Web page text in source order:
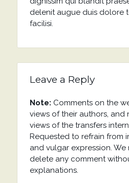
delenit augue duis dolore
facilisi.
Leave a Reply
Note: Comments on the
views of their authors, and
views of the transfers
Requested to refrain from
and vulgar expression.
delete any comment
explanations.